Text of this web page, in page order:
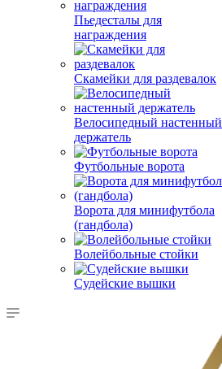
Пьедесталы для
награждения
Скамейки для раздевалок
Велосипедный настенный
держатель
Футбольные ворота
Ворота для минифутбола
(гандбола)
Волейбольные стойки
Судейские вышки